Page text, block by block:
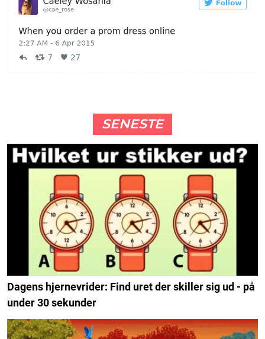
SENESTE
Dagens hjernevrider: Find uret der skiller sig ud - på
under 30 sekunder